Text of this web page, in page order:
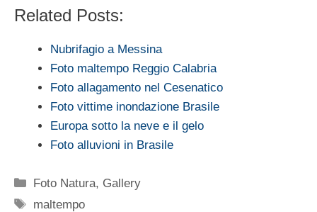
Related Posts:
Nubrifagio a Messina
Foto maltempo Reggio Calabria
Foto allagamento nel Cesenatico
Foto vittime inondazione Brasile
Europa sotto la neve e il gelo
Foto alluvioni in Brasile
Categorie
Foto Natura, Gallery
Tag
maltempo